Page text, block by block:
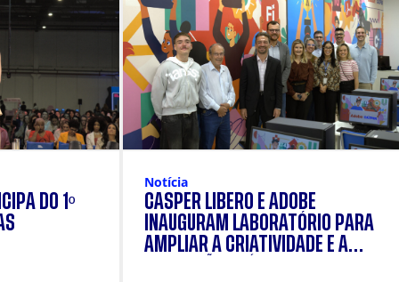
DO 1º
Notícia
CÁSPER LÍBERO E ADOBE
INAUGURAM LABORATÓRIO PARA
AMPLIAR A CRIATIVIDADE E A